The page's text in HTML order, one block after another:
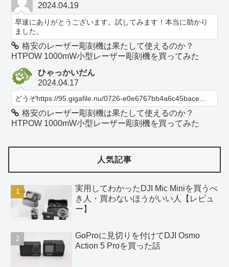
2024.04.19
早速にありがとうございます。試してみます！本当に助かり
ました。
格安のレーザー彫刻機は果たして使えるのか？
HTPOW 1000mW小型レーザー彫刻機を買ってみた
ひゃっかいだん
2024.04.17
どうぞhttps://95.gigafile.nu/0726-e0e6767bb4a6c45bace...
格安のレーザー彫刻機は果たして使えるのか？
HTPOW 1000mW小型レーザー彫刻機を買ってみた
人気記事
実用してわかったDJI Mic Miniを買うべ
き人・買わないほうがいい人【レビュ
ー】
GoProに見切りを付けてDJI Osmo
Action 5 Proを買った話